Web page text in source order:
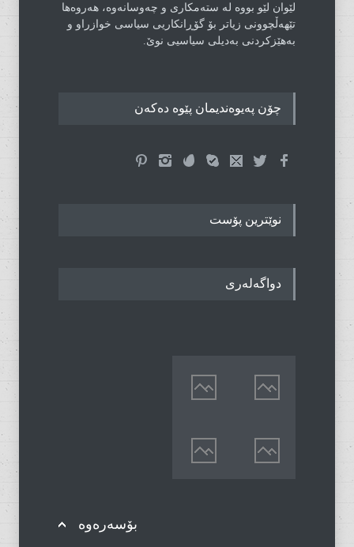
لێوان لێو بووە لە ستەمکاری و چەوسانەوە، هەروەها
تێهەڵچوونی زیاتر بۆ گۆڕانکاریی سیاسی خوازراو و
بەهێزکردنی بەدیلی سیاسیی نوێ.
چۆن پەیوەندیمان پێوە دەکەن
نوێترین پۆست
دواگەلەری
بۆسەرەوە